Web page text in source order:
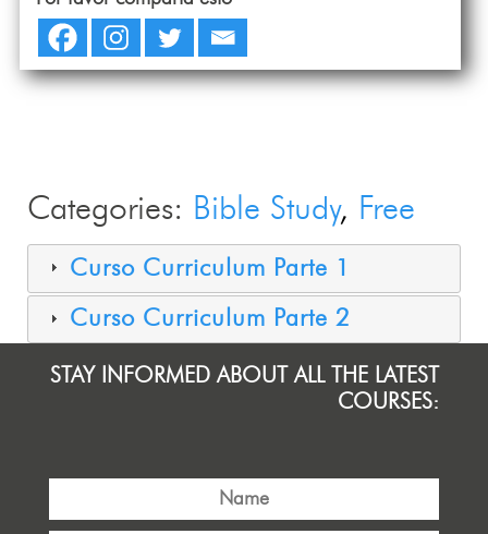
Categories: Bible Study Free
Curso Curriculum Parte 1
Curso Curriculum Parte 2
STAY INFORMED ABOUT ALL THE LATEST
COURSES: